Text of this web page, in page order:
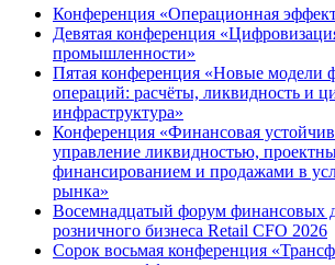
Конференция «Операционная
Девятая конференция
промышленности»
Пятая конференция «Новые модели
операций: расчёты, ликвидность и
инфраструктура»
Конференция «Финансовая
управление ликвидностью,
финансированием и продажами в
рынка»
Восемнадцатый форум финансовых
розничного бизнеса Retail CFO 2026
Сорок восьмая конференция